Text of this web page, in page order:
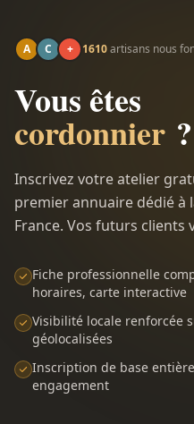
A C + 1610artisans nous
Vous êtes
cordonnier ?
Inscrivez votre atelier
premier annuaire dédié à
France. Vos futurs clients
Fiche professionnelle
horaires, carte interactive
Visibilité locale renforcée
géolocalisées
Inscription de base
engagement